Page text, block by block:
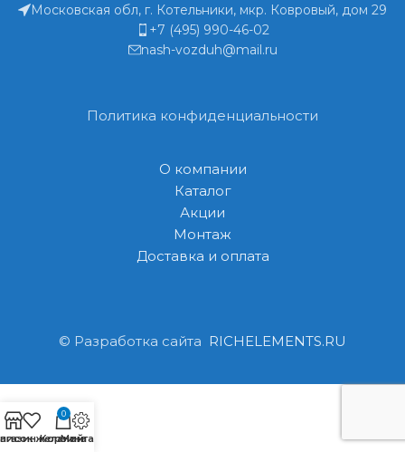
Московская обл, г. Котельники, мкр. Ковровый, дом 29
+7 (495) 990-46-02
nash-vozduh@mail.ru
Политика конфиденциальности
О компании
Каталог
Акции
Монтаж
Доставка и оплата
© Разработка сайта RICHELEMENTS.RU
желаний
0
Корзина
Монтаж